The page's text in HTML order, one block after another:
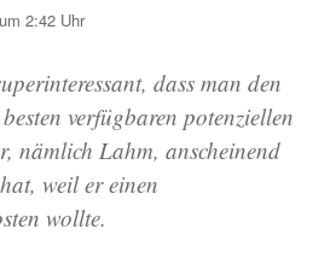
2:42 Uhr
dass man den
verfügbaren potenziellen
nämlich Lahm, anscheinend
weil er einen
wollte.